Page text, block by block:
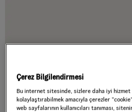
Çerez Bilgilendirmesi
Bu internet sitesinde, sizlere daha iyi hizmet
kolaylaştırabilmek amacıyla çerezler
web sayfalarının kullanıcıları tanıması,